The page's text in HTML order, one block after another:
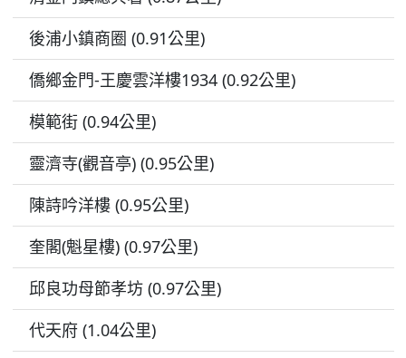
後浦小鎮商圈 (0.91公里)
僑鄉金門-王慶雲洋樓1934 (0.92公里)
模範街 (0.94公里)
靈濟寺(觀音亭) (0.95公里)
陳詩吟洋樓 (0.95公里)
奎閣(魁星樓) (0.97公里)
邱良功母節孝坊 (0.97公里)
代天府 (1.04公里)